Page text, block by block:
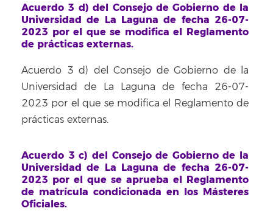
Acuerdo 3 d) del Consejo de Gobierno de la
Universidad de La Laguna de fecha 26-07-
2023 por el que se modifica el Reglamento
de prácticas externas.
Acuerdo 3 d) del Consejo de Gobierno de la
Universidad de La Laguna de fecha 26-07-
2023 por el que se modifica el Reglamento de
prácticas externas.
Acuerdo 3 c) del Consejo de Gobierno de la
Universidad de La Laguna de fecha 26-07-
2023 por el que se aprueba el Reglamento
de matrícula condicionada en los Másteres
Oficiales.